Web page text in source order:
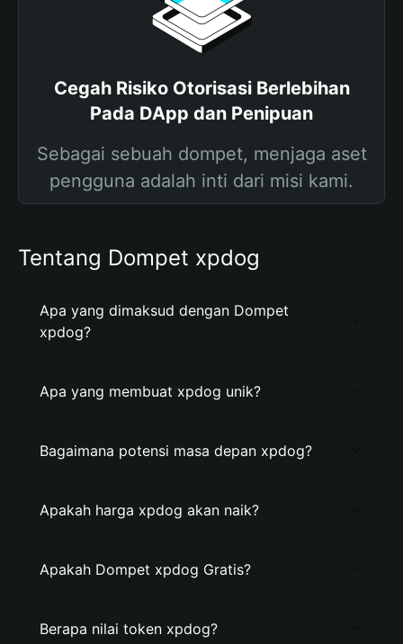
Cegah Risiko Otorisasi Berlebihan
Pada DApp dan Penipuan
Sebagai sebuah dompet, menjaga aset
pengguna adalah inti dari misi kami.
Tentang Dompet xpdog
Apa yang dimaksud dengan Dompet
xpdog?
Apa yang membuat xpdog unik?
Bagaimana potensi masa depan xpdog?
Apakah harga xpdog akan naik?
Apakah Dompet xpdog Gratis?
Berapa nilai token xpdog?